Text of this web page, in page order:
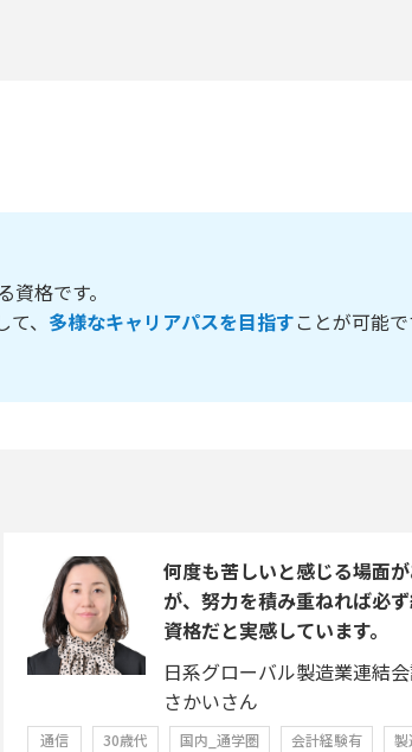
格です。
て、 多様なキャリアパスを目指すことが可能で
何度も苦しいと感じる場面
が、努力を積み重ねれば必
資格だと実感しています。
日系グローバル製造業連結
さかいさん
通信 30歳代 国内_通学圏 会計経験有
製